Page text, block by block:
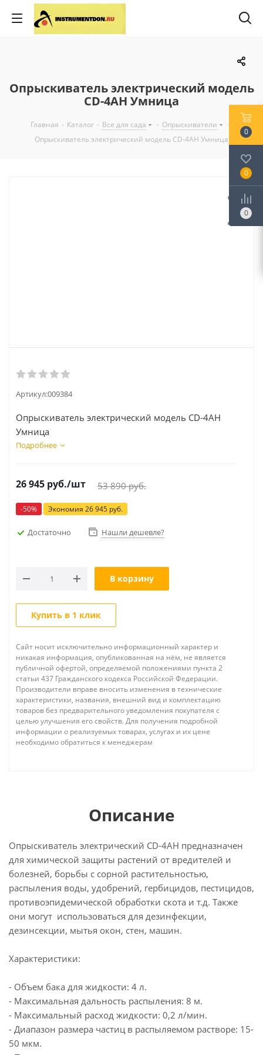
Опрыскиватель электрический модель
CD-4AH Умница
Главная - Каталог - Все для сада - Опрыскиватели
-
Опрыскиватель электрический модель CD-4AH Умница
Артикул:009384
Опрыскиватель электрический модель CD-4AH
Умница
Подробнее
26 945 руб./шт 53 890руб.
-50% Экономия 26 945 руб.
Достаточно Нашли дешевле?
В корзину
Купить в 1 клик
Сайт носит исключительно информационный характер и
никакая информация, опубликованная на нём, не является
публичной офертой, определяемой положениями пункта 2
статьи 437 Гражданского кодекса Российской Федерации.
Производители вправе вносить изменения в технические
характеристики, названия, внешний вид и комплектацию
товаров без предварительного уведомления покупателя с
целью улучшения его свойств. Для получения подробной
информации о реализуемых товарах, услугах и их цене
необходимо обратиться к менеджерам
Описание
Опрыскиватель электрический CD-4AH предназначен
для химической защиты растений от вредителей и
болезней, борьбы с сорной растительностью,
распыления воды, удобрений, гербицидов, пестицидов,
противоэпидемической обработки скота и т.д. Также
они могут использоваться для дезинфекции,
дезинсекции, мытья окон, стен, машин.
Характеристики:
- Объем бака для жидкости: 4 л.
- Максимальная дальность распыления: 8 м.
- Максимальный расход жидкости: 0,2 л/мин.
- Диапазон размера частиц в распыляемом растворе: 15-
50 мкм.
0
0
0